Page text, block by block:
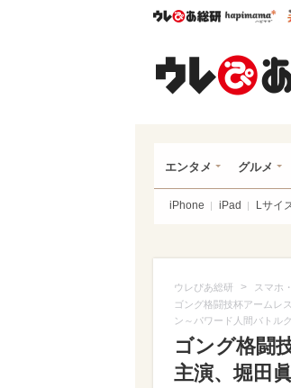
ウレぴあ
エンタメ グルメ
iPhone iPad Lサイ
ウレぴあ総研 > スマホ
ゴング格闘技杯アームレ
ン～パワード人間バトル
ゴング格闘
主演、堀田